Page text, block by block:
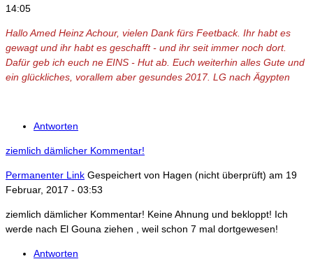
14:05
Hallo Amed Heinz Achour, vielen Dank fürs Feetback. Ihr habt es
gewagt und ihr habt es geschafft - und ihr seit immer noch dort.
Dafür geb ich euch ne EINS - Hut ab. Euch weiterhin alles Gute und
ein glückliches, vorallem aber gesundes 2017. LG nach Ägypten
Antworten
ziemlich dämlicher Kommentar!
Permanenter Link Gespeichert von Hagen (nicht überprüft) am 19
Februar, 2017 - 03:53
ziemlich dämlicher Kommentar! Keine Ahnung und bekloppt! Ich
werde nach El Gouna ziehen , weil schon 7 mal dortgewesen!
Antworten